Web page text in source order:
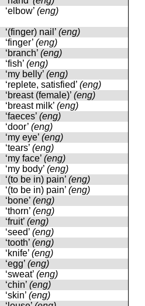
‘elbow’ (eng)
‘(finger) nail’ (eng)
‘finger’ (eng)
‘branch’ (eng)
‘fish’ (eng)
‘my belly’ (eng)
‘replete, satisfied’ (eng)
‘breast (female)’ (eng)
‘breast milk’ (eng)
‘faeces’ (eng)
‘door’ (eng)
‘my eye’ (eng)
‘tears’ (eng)
‘my face’ (eng)
‘my body’ (eng)
‘(to be in) pain’ (eng)
‘(to be in) pain’ (eng)
‘bone’ (eng)
‘thorn’ (eng)
‘fruit’ (eng)
‘seed’ (eng)
‘tooth’ (eng)
‘knife’ (eng)
‘egg’ (eng)
‘sweat’ (eng)
‘chin’ (eng)
‘skin’ (eng)